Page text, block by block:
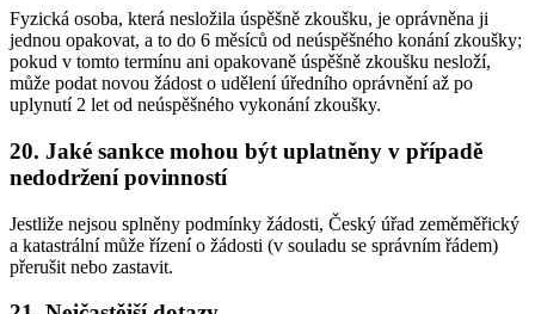
Fyzická osoba, která nesložila úspěšně zkoušku, je oprávněna ji
jednou opakovat, a to do 6 měsíců od neúspěšného konání zkoušky;
pokud v tomto termínu ani opakovaně úspěšně zkoušku nesloží,
může podat novou žádost o udělení úředního oprávnění až po
uplynutí 2 let od neúspěšného vykonání zkoušky.
20. Jaké sankce mohou být uplatněny v případě
nedodržení povinností
Jestliže nejsou splněny podmínky žádosti, Český úřad zeměměřický
a katastrální může řízení o žádosti (v souladu se správním řádem)
přerušit nebo zastavit.